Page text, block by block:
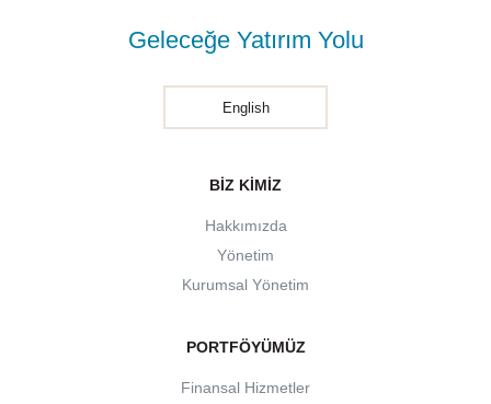
Geleceğe Yatırım Yolu
English
BIZ KIMIZ
Hakkımızda
Yönetim
Kurumsal Yönetim
PORTFÖYÜMÜZ
Finansal Hizmetler